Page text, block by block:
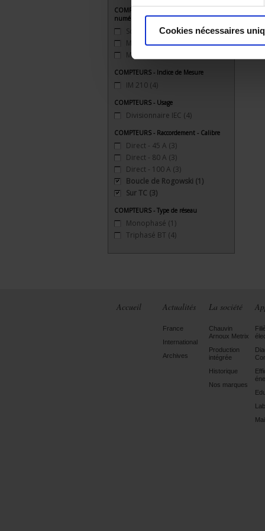
Cookies nécessaires
COMPTEURS - Communication
numérique
Sortie impulsion(2)
ModBus (RS 485)(2)
ModBus / TCP
COMPTEURS - Indice de Mesure
IM 210 (4)
COMPTEURS - Usage
Divisionnaire IEC (4)
COMPTEURS - Raccordement - Calibre
Direct - 45 A (3)
Direct - 80 A (3)
Direct - 100 A (3)
Boucle de Rogowski (1)
Sur TC (3)
COMPTEURS - Type de réseau
Monophasé (1)
Triphasé BT (4)
Accueil Actualités
France
International
Archives
La société
Chauvin
Arnoux Metrix
Production
intégrée
Historique
Nos marques